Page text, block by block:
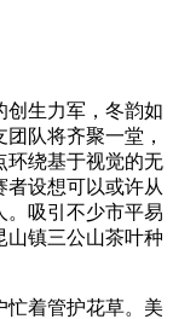
生力军，冬韵如
队将齐聚一堂，
环绕基于视觉的无
者设想可以或许从
。吸引不少市平易
山镇三公山茶叶种
着管护花草。美